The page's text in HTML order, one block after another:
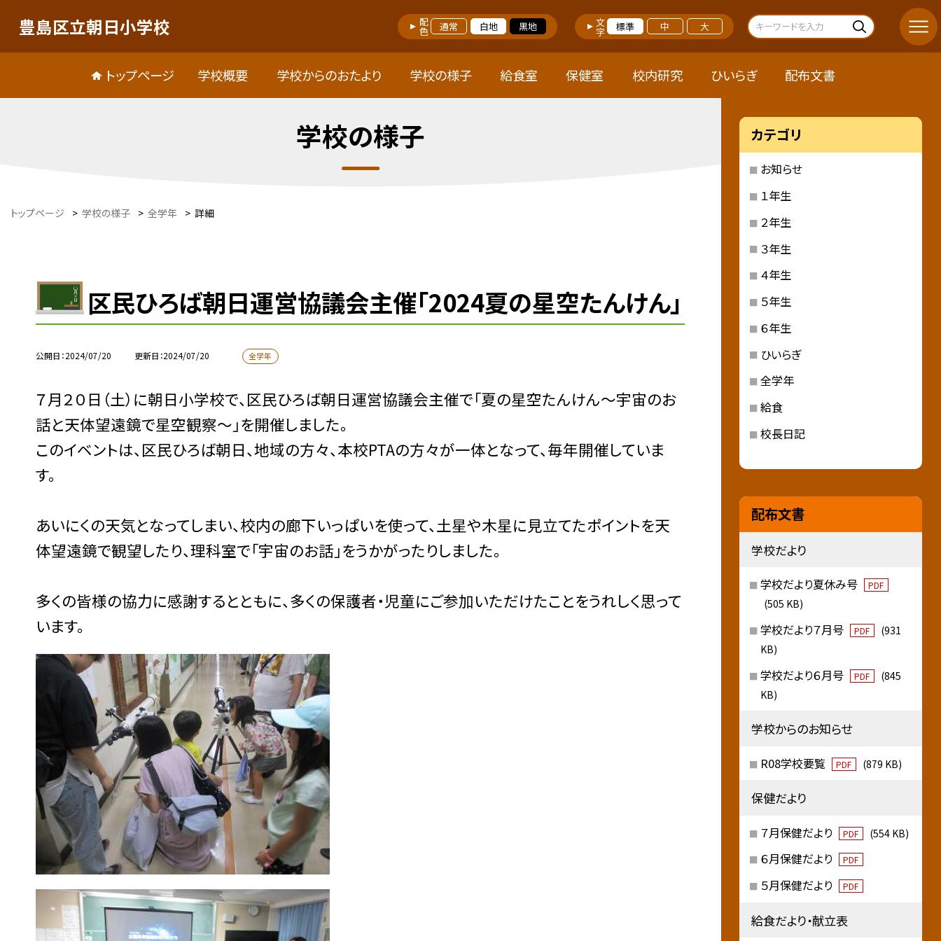
豊島区立朝日小学校 配色 通常 白地 黒地 文字 標準 中 大
トップページ 学校概要 学校からのおたより 学校の様子 給食室 保健室 校内研究 ひいらぎ 配布文書
学校の様子
トップページ > 学校の様子 > 全学年 > 詳細
区民ひろば朝日運営協議会主催「2024夏の星空たんけん」
公開日 2024/07/20 更新日 2024/07/20 全学年
７月２０日（土）に朝日小学校で、区民ひろば朝日運営協議会主催で「夏の星空たんけん〜宇宙のお
話と天体望遠鏡で星空観察〜」を開催しました。
このイベントは、区民ひろば朝日、地域の方々、本校PTAの方々が一体となって、毎年開催していま
す。
あいにくの天気となってしまい、校内の廊下いっぱいを使って、土星や木星に見立てたポイントを天
体望遠鏡で観望したり、理科室で「宇宙のお話」をうかがったりしました。
多くの皆様の協力に感謝するとともに、多くの保護者・児童にご参加いただけたことをうれしく思って
います。
カテゴリ
お知らせ
１年生
２年生
３年生
４年生
５年生
６年生
ひいらぎ
全学年
給食
校長日記
配布文書
学校だより
学校だより夏休み号 PDF
(505 KB)
学校だより７月号 PDF
(931
KB)
学校だより６月号 PDF
(845
KB)
学校からのお知らせ
R08学校要覧 PDF (879 KB)
保健だより
７月保健だより PDF (554 KB)
６月保健だより PDF
５月保健だより PDF
給食だより・献立表